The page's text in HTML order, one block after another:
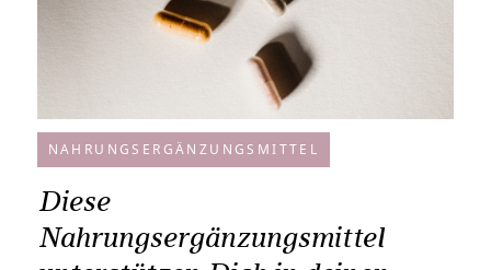
NAHRUNGSERGÄNZUNGSMITTEL
Diese
Nahrungsergänzungsmittel